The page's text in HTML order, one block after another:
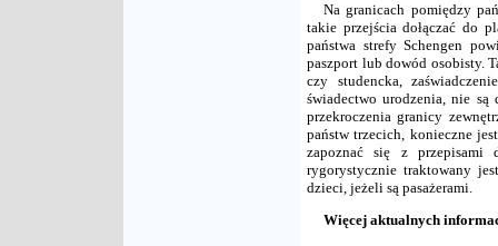
Na granicach pomiędzy
takie przejścia dołączać do
państwa strefy Schengen
paszport lub dowód osobisty.
czy studencka,
świadectwo urodzenia, nie są
przekroczenia granicy
państw trzecich, konieczne
zapoznać się z przepisami
rygorystycznie traktowany
dzieci, jeżeli są pasażerami.
Więcej aktualnych